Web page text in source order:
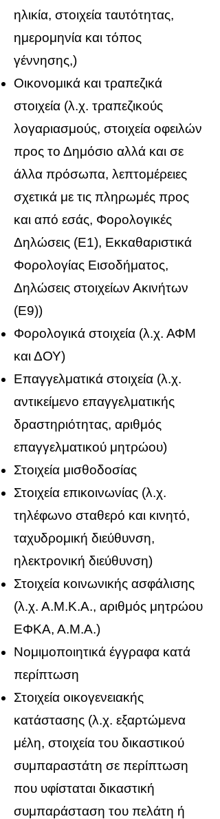
ηλικία, στοιχεία ταυτότητας,
ημερομηνία και τόπος
γέννησης,)
Οικονομικά και τραπεζικά
στοιχεία (λ.χ. τραπεζικούς
λογαριασμούς, στοιχεία οφειλών
προς το Δημόσιο αλλά και σε
άλλα πρόσωπα, λεπτομέρειες
σχετικά με τις πληρωμές προς
και από εσάς, Φορολογικές
Δηλώσεις (Ε1), Εκκαθαριστικά
Φορολογίας Εισοδήματος,
Δηλώσεις στοιχείων Ακινήτων
(Ε9))
Φορολογικά στοιχεία (λ.χ. ΑΦΜ
και ΔΟΥ)
Επαγγελματικά στοιχεία (λ.χ.
αντικείμενο επαγγελματικής
δραστηριότητας, αριθμός
επαγγελματικού μητρώου)
Στοιχεία μισθοδοσίας
Στοιχεία επικοινωνίας (λ.χ.
τηλέφωνο σταθερό και κινητό,
ταχυδρομική διεύθυνση,
ηλεκτρονική διεύθυνση)
Στοιχεία κοινωνικής ασφάλισης
(λ.χ. Α.Μ.Κ.Α., αριθμός μητρώου
ΕΦΚΑ, Α.Μ.Α.)
Νομιμοποιητικά έγγραφα κατά
περίπτωση
Στοιχεία οικογενειακής
κατάστασης (λ.χ. εξαρτώμενα
μέλη, στοιχεία του δικαστικού
συμπαραστάτη σε περίπτωση
που υφίσταται δικαστική
συμπαράσταση του πελάτη ή